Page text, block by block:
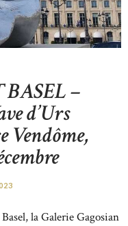
BASEL –
d’Urs
Vendôme,
la Galerie Gagosian